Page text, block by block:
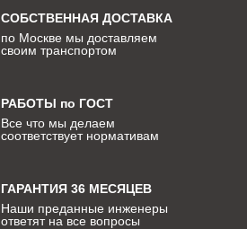
СОБСТВЕННАЯ ДОСТАВКА
по Москве мы доставляем
своим транспортом
РАБОТЫ по ГОСТ
Все что мы делаем
соответствует нормативам
ГАРАНТИЯ 36 МЕСЯЦЕВ
Наши преданные инженеры
ответят на все вопросы